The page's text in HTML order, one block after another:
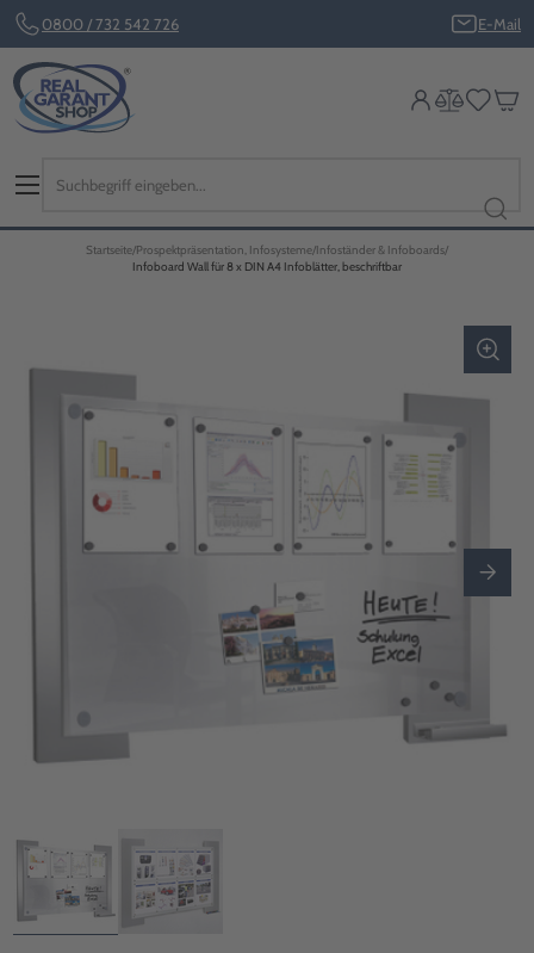
0800 / 732 542 726 E-Mail
Startseite Prospektpräsentation, Infosysteme Infoständer & Infoboards
Infoboard Wall für 8 x DIN A4 Infoblätter, beschriftbar